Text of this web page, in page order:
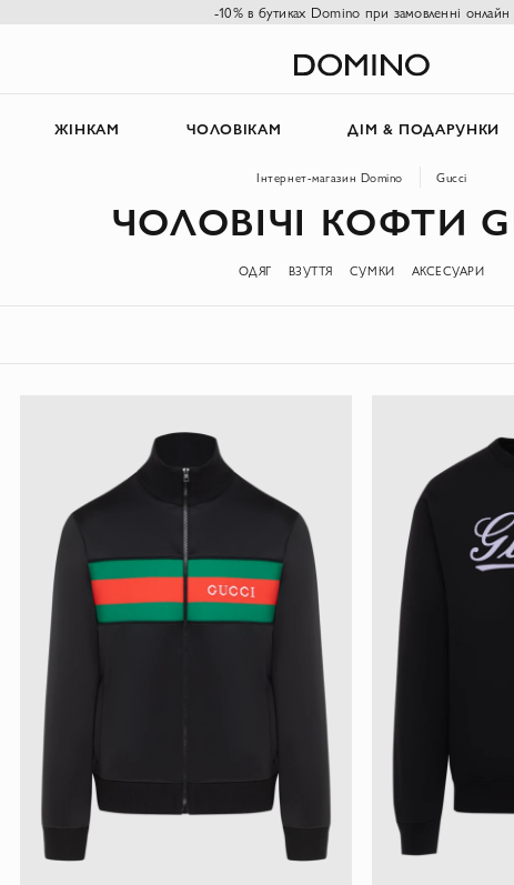
-10% в бутиках Domino при замовленні онлайн
ЖІНКАМ ЧОЛОВІКАМ ДІМ & ПОДАРУНКИ
Інтернет-магазин Domino Gucci
ЧОЛОВІЧІ КОФТИ
ОДЯГ ВЗУТТЯ СУМКИ АКСЕСУАРИ